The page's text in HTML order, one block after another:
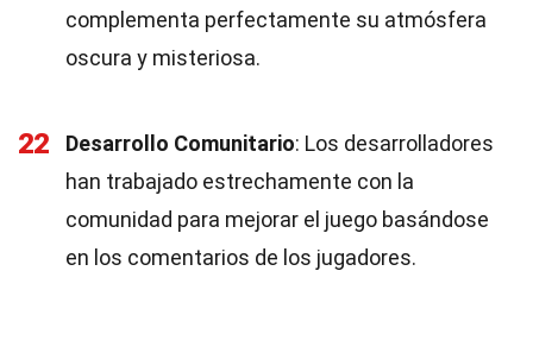
complementa perfectamente su atmósfera
oscura y misteriosa.
22 Desarrollo Comunitario: Los desarrolladores
han trabajado estrechamente con la
comunidad para mejorar el juego basándose
en los comentarios de los jugadores.